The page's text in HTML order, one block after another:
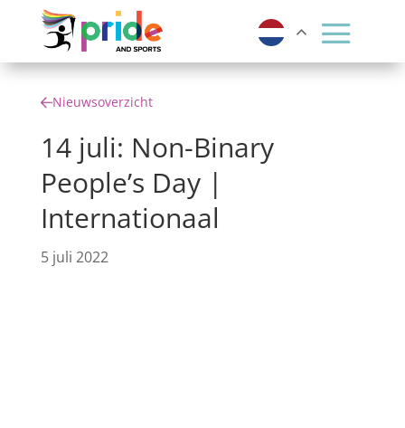
Nieuwsoverzicht
14 juli: Non-Binary
People’s Day |
Internationaal
5 juli 2022